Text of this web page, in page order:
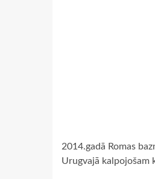
2014.gadā Romas
Urugvajā kalpojošam